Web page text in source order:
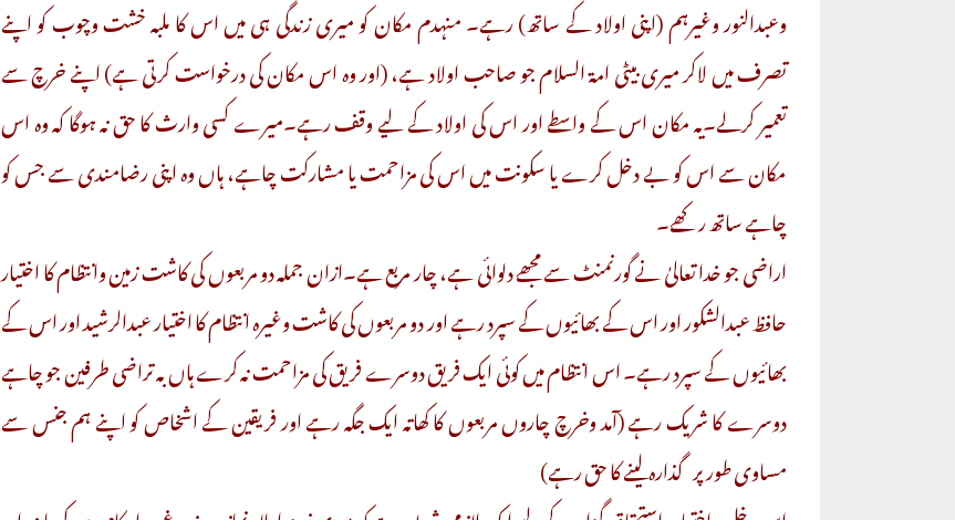
وعبدالنور وغیرہم (اپنی اولاد کے ساتھ) رہے۔ منہدم مکان کو میری زندگی ہی میں اس کا ملبہ خشت وچوب کو اپنے
تصرف میں لاکر میری بیٹی امۃ السلام جو صاحب اولاد ہے، (اور وہ اس مکان کی درخواست کرتی ہے) اپنے خرچ سے
تعمیر کرلے۔یہ مکان اس کے واسطے اور اس کی اولاد کے لیے وقف رہے۔میرے کسی وارث کا حق نہ ہوگا کہ وہ اس
مکان سے اس کو بے دخل کرے یا سکونت میں اس کی مزاحمت یا مشارکت چاہے، ہاں وہ اپنی رضامندی سے جس کو
چاہے ساتھ رکھے۔
اراضی جو خدا تعالیٰ نے گورنمنٹ سے مجھے دلوائی ہے، چار مربع ہے۔ازان جملہ دو مربعوں کی کاشت زمین وانتظام کا اختیار
حافظ عبدالشکور اور اس کے بھائیوں کے سپرد رہے اور دو مربعوں کی کاشت وغیرہ انتظام کا اختیار عبدالرشید اور اس کے
بھائیوں کے سپرد رہے۔ اس انتظام میں کوئی ایک فریق دوسرے فریق کی مزاحمت نہ کرے ہاں بہ تراضی طرفین جو چاہے
دوسرے کا شریک رہے (آمد وخرچ چاروں مربعوں کا کھاتہ ایک جگہ رہے اور فریقین کے اشخاص کو اپنے ہم جنس سے
مساوی طور پر گذارہ لینے کا حق رہے)